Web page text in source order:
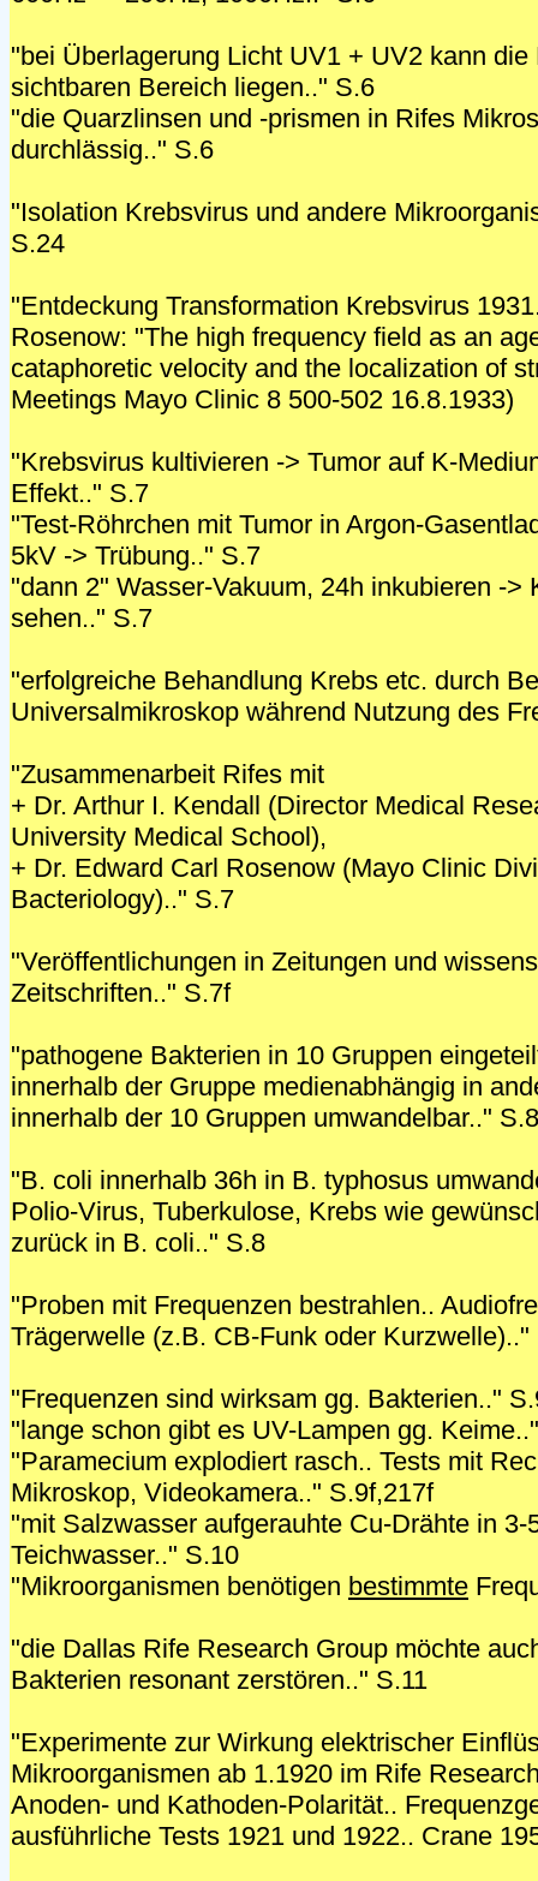
"bei Überlagerung Licht UV1 + UV2 kann die
sichtbaren Bereich liegen.." S.6
"die Quarzlinsen und -prismen in Rifes
durchlässig.." S.6
"Isolation Krebsvirus und andere
S.24
"Entdeckung Transformation Krebsvirus
Rosenow: "The high frequency field as an
cataphoretic velocity and the localization of
Meetings Mayo Clinic 8 500-502 16.8.1933)
"Krebsvirus kultivieren -> Tumor auf K-
Effekt.." S.7
"Test-Röhrchen mit Tumor in Argon-
5kV -> Trübung.." S.7
"dann 2" Wasser-Vakuum, 24h inkubieren ->
sehen.." S.7
"erfolgreiche Behandlung Krebs etc. durch
Universalmikroskop während Nutzung des
"Zusammenarbeit Rifes mit
+ Dr. Arthur I. Kendall (Director Medical
University Medical School),
+ Dr. Edward Carl Rosenow (Mayo Clinic
Bacteriology).." S.7
"Veröffentlichungen in Zeitungen und
Zeitschriften.." S.7f
"pathogene Bakterien in 10 Gruppen
innerhalb der Gruppe medienabhängig in
innerhalb der 10 Gruppen umwandelbar.." S.8
"B. coli innerhalb 36h in B. typhosus
Polio-Virus, Tuberkulose, Krebs wie
zurück in B. coli.." S.8
"Proben mit Frequenzen bestrahlen..
Trägerwelle (z.B. CB-Funk oder Kurzwelle).."
"Frequenzen sind wirksam gg. Bakterien.."
"lange schon gibt es UV-Lampen gg.
"Paramecium explodiert rasch.. Tests mit
Mikroskop, Videokamera.." S.9f,217f
"mit Salzwasser aufgerauhte Cu-Drähte in 3-
Teichwasser.." S.10
"Mikroorganismen benötigen bestimmte
"die Dallas Rife Research Group möchte
Bakterien resonant zerstören.." S.11
"Experimente zur Wirkung elektrischer
Mikroorganismen ab 1.1920 im Rife
Anoden- und Kathoden-Polarität..
ausführliche Tests 1921 und 1922.. Crane